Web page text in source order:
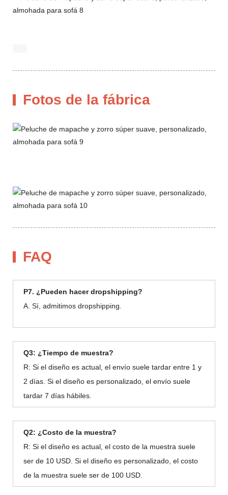
Fotos de la fábrica
FAQ
P7. ¿Pueden hacer dropshipping?
A. Sí, admitimos dropshipping.
Q3: ¿Tiempo de muestra?
R: Si el diseño es actual, el envío suele tardar entre 1 y
2 días. Si el diseño es personalizado, el envío suele
tardar 7 días hábiles.
Q2: ¿Costo de la muestra?
R: Si el diseño es actual, el costo de la muestra suele
ser de 10 USD. Si el diseño es personalizado, el costo
de la muestra suele ser de 100 USD.